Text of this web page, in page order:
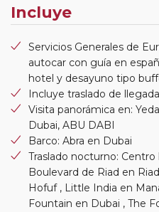
Incluye
Servicios Generales de
autocar con guía en
hotel y desayuno tipo
Incluye traslado de llegada
Visita panorámica en:
Dubai, ABU DABI
Barco: Abra en Dubai
Traslado nocturno:
Boulevard de Riad en
Hofuf , Little India en
Fountain en Dubai , The